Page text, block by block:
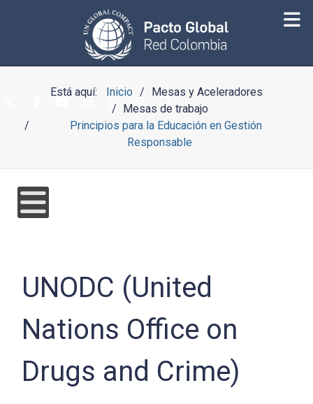
Está aquí: Inicio
Mesas y Aceleradores
Mesas de trabajo
Principios para la Educación en Gestión
Responsable
UNODC (United
Nations Office on
Drugs and Crime)